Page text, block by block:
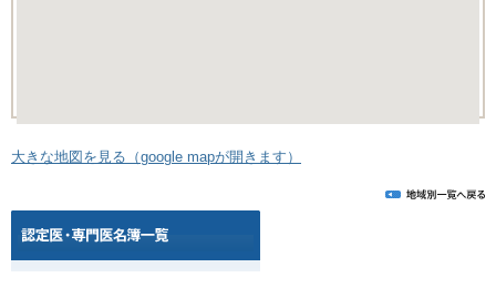
大きな地図を見る（google mapが開きます）